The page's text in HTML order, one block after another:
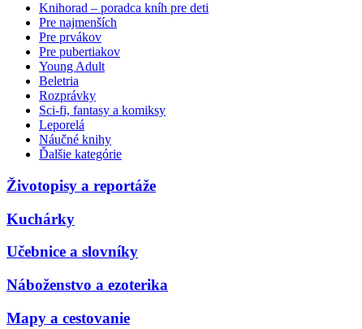
Knihorad – poradca kníh pre deti
Pre najmenších
Pre prvákov
Pre pubertiakov
Young Adult
Beletria
Rozprávky
Sci-fi, fantasy a komiksy
Leporelá
Náučné knihy
Ďalšie kategórie
Životopisy a reportáže
Kuchárky
Učebnice a slovníky
Náboženstvo a ezoterika
Mapy a cestovanie